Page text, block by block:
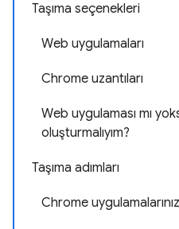
Taşıma seçenekleri
Web uygulamaları
Chrome uzantıları
Web uygulaması mı
oluşturmalıyım?
Taşıma adımları
Chrome